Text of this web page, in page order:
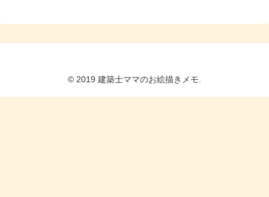
© 2019 建築士ママのお絵描きメモ.